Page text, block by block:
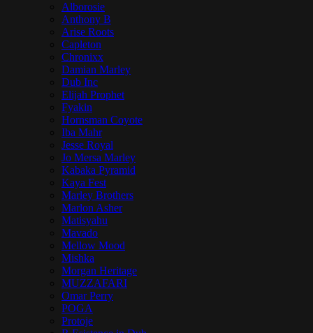
Alborosie
Anthony B
Arise Roots
Capleton
Chronixx
Damian Marley
Dub Inc
Elijah Prophet
Fyakin
Hornsman Coyote
Iba Mahr
Jesse Royal
Jo Mersa Marley
Kabaka Pyramid
Kaya Fest
Marley Brothers
Marlon Asher
Matisyahu
Mavado
Mellow Mood
Mishka
Morgan Heritage
MUZZAFARI
Omar Perry
POGA
Protoje